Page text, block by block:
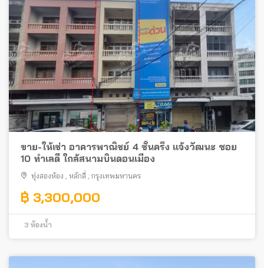
ขาย-ให้เช่า อาคารพาณิชย์ 4 ชั้นครึ่ง แจ้งวัฒนะ ซอย
10 ทำเลดี ใกล้สนามบินดอนเมือง
ทุ่งสองห้อง , หลักสี่ , กรุงเทพมหานคร
฿ 3,300,000
3 ห้องน้ำ